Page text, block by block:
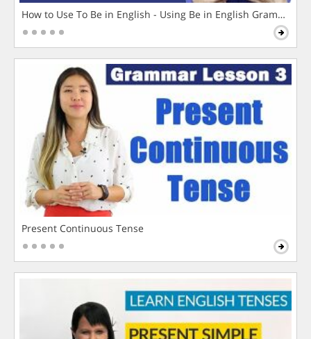
How to Use To Be in English - Using Be in English Grammar
Present Continuous Tense